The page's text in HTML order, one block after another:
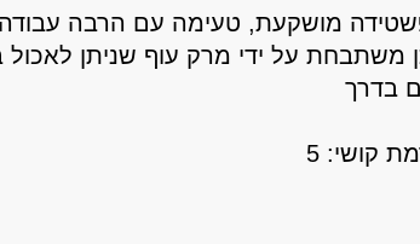
מושקעת, טעימה עם הרבה עבודה
משתבחת על ידי מרק עוף שניתן
בדרך
קושי: 5